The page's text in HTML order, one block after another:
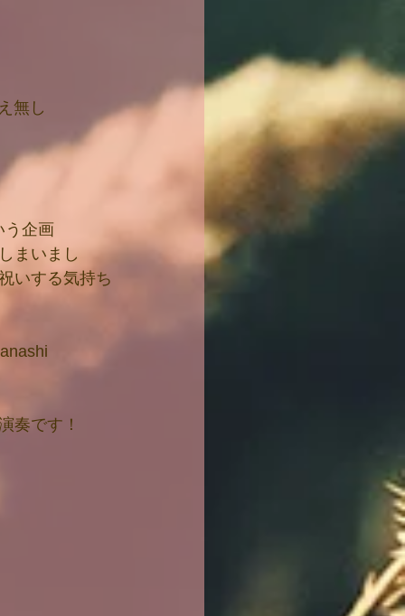
無し
企画
まいまし
いする気持ち
奏です！